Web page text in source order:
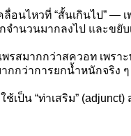
ไหวที่ “สั้นเกินไป” — เ
ำนวนมากลงไป และขยับ
มากกว่าสควอท เพราะ
กกว่าการยกน้ำหนักจริง ๆ
เป็น “ท่าเสริม”